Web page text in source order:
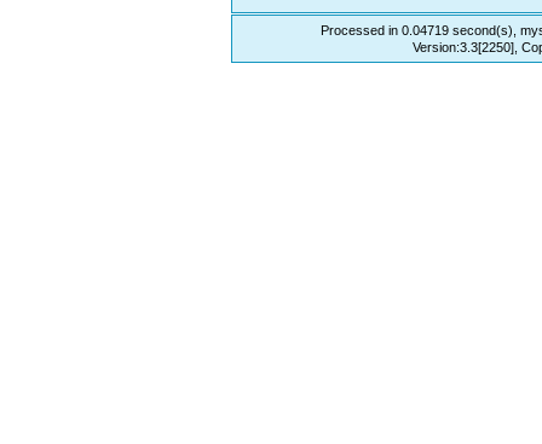
Processed in 0.04719 second(s),
Version:3.3[2250],